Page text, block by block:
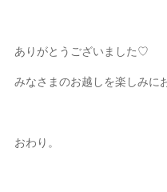
ありがとうございました♡
みなさまのお越しを楽しみに
おわり。